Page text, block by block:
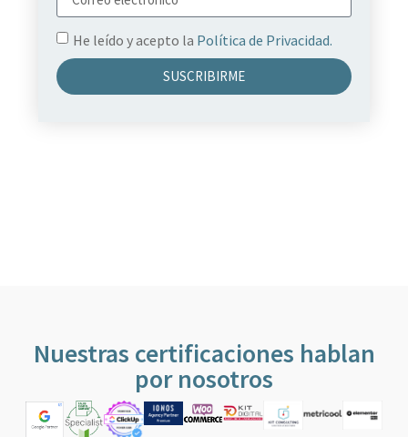
He leído y acepto la Política de Privacidad.
SUSCRIBIRME
Nuestras certificaciones hablan
por nosotros